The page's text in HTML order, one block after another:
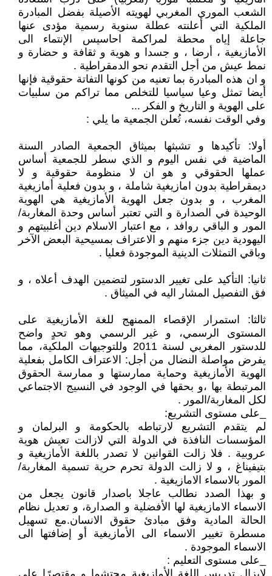
الشعب الموري المغربي لهويته الأصيلة بفضل المبادرة
الملكية التي أعلنته عطلة سنوية رسمية مؤدى عنها
جاعلة إياه محطة لمراكمة احاسيس الإنتماء الى
الأمازيغية ، أرضا ، و جسدا و هوية و ثقافة و حضارة و
نمط عيش من أجل التقدم نحو الدمقراطية .
و ان هذه المبادرة بما تعنيه من كونها التفاتة حقوقية فإنها
أيضا تمثل وعيا سياسيا للتخلص مما تراكم من سلبيات
على الهوية و التاريخ و الفكر ...
وفي الوقت نفسه، تُعلن الجمعية ما يلي :
أولا: تأكيدها و تشبثها بميثاق الجمعية الصادر السنة
الماضية في نفس اليوم و الذي سطر للجمعية أساس
عملها الحقوقي و هو ان لا منظومة حقوقية و لا
ديمقراطية بدون امازيغية شاملة ، و بدون فعلية أمازيغية
المغرب ، و بدون جعل الهوية الأمازيغية هي الهوية
الوحيدة في الصدارة و التي تعتبر أساس وحدة المغاربة/
المور و الباقي روافد ، مع اعتبار الاسلام دين أغلبيتهم و
اليهودية دين جزء منهم و الاعتراف بمسيحية البعض الآخر
وباقي التمثلات الدينية الموجودة فعليا .
ثانيا: التأكيد على تغيير الدستور لتضمين الهدف أعلاه ، و
فق التفصيل المشار اليه في الميثاق .
ثالثا: استمرار الإقصاء الممنهج للغة الأمازيغية على
المستوى الرسمي، و غير الرسمي وهو تحدٍ واضح
للدستور المغربي لسنة 2011 وللتوجيهات الملكية، مما
يفرض مواصلة النضال من أجل: الاعتراف الكامل بفعلية
الهوية الأمازيغية وحماية ممارستها و ممارسة الحقوق
المرتبطة بها ،و بحقها في الوجود في النسيج الاجتماعي
لكل المغاربة/المور .
_على مستوى التشريع:
لم يتقدم التشريع لارتباطه بالحكومة و البرلمان و
المؤسسات النافذة في الدولة التي لازالت تعيش هوية
عروبية . فلا زالت القوانين لا تصدر باللغة الأمازيغية و
بتيفيناغ ، و لا زالت الدولة تحرم حرية تسمية المغاربة/
المور بالاسماء الامازيغية .
و بهذا الصدد نطالب عاجلا باصدار قانون يجعل من
الاسماء الامازيغية لها الأفضلية و الصدارة، و تعديل نظام
الحالة المادية وفق مبادئ حقوق الانسان.مع تسهيل
مسطرة تغيير الاسماء الى الأمازيغية أو إضافتها الى
الاسماء الموجودة .
_على مستوى التعليم :